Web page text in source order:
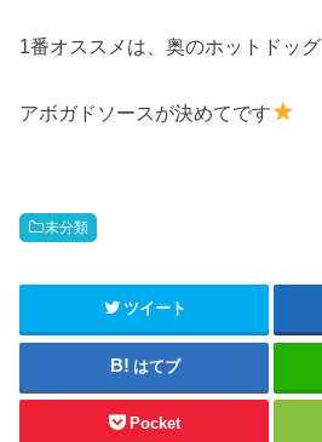
1番オススメは、奥のホットドッグ
アボガドソースが決めてです
未分類
ツイート
はてブ
Pocket